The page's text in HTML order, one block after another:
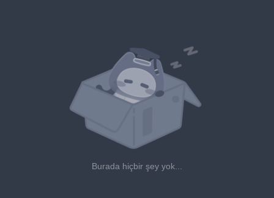
Burada hiçbir şey yok...